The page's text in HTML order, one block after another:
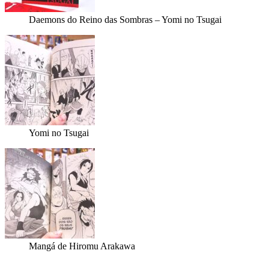
Daemons do Reino das Sombras – Yomi no Tsugai
Yomi no Tsugai
Mangá de Hiromu Arakawa